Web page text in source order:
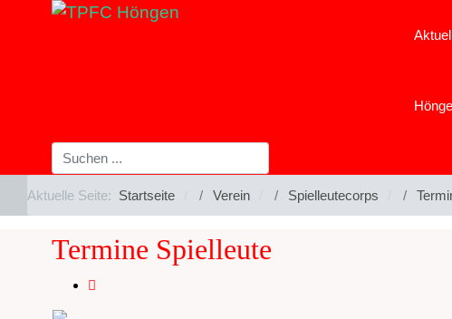
Aktuelle Seite: Startseite Verein Spielleutecorps
Termine Spielleute